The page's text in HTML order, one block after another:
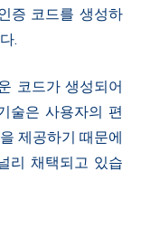
증 코드를 생성하
.
코드가 생성되어
술은 사용자의 편
제공하기 때문에
리 채택되고 있습